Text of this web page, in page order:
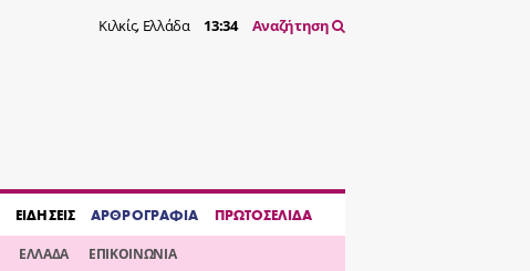
Κιλκίς, Ελλάδα 13:34 Αναζήτηση
ΕΙΔΗΣΕΙΣ ΑΡΘΡΟΓΡΑΦΙΑ ΠΡΩΤΟΣΕΛΙΔΑ
ΕΛΛΑΔΑ ΕΠΙΚΟΙΝΩΝΙΑ